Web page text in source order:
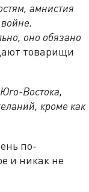
амнистия
оно обязано
товарищи
Востока,
кроме как
по-
и никак не